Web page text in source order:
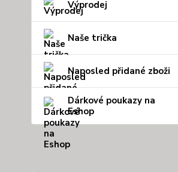
Výprodej
Naše trička
Naposled přidané zboži
Dárkové poukazy na
Eshop